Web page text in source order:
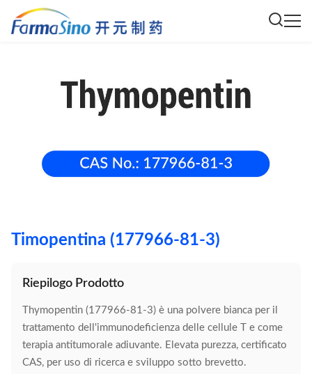
Timopentina (177966-81-3)
Riepilogo Prodotto
Thymopentin (177966-81-3) è una polvere bianca per il
trattamento dell'immunodeficienza delle cellule T e come
terapia antitumorale adiuvante. Elevata purezza, certificato
CAS, per uso di ricerca e sviluppo sotto brevetto.